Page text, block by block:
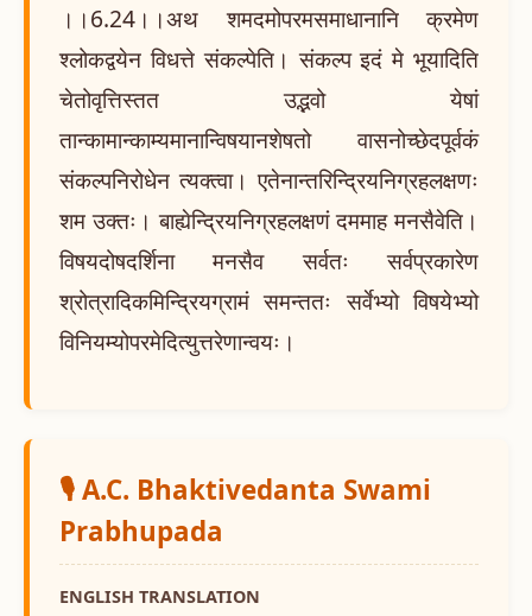
।।6.24।।अथ शमदमोपरमसमाधानानि क्रमेण
श्लोकद्वयेन विधत्ते संकल्पेति। संकल्प इदं मे भूयादिति
चेतोवृत्तिस्तत उद्भवो येषां
तान्कामान्काम्यमानान्विषयानशेषतो वासनोच्छेदपूर्वकं
संकल्पनिरोधेन त्यक्त्वा। एतेनान्तरिन्द्रियनिग्रहलक्षणः
शम उक्तः। बाह्येन्द्रियनिग्रहलक्षणं दममाह मनसैवेति।
विषयदोषदर्शिना मनसैव सर्वतः सर्वप्रकारेण
श्रोत्रादिकमिन्द्रियग्रामं समन्ततः सर्वेभ्यो विषयेभ्यो
विनियम्योपरमेदित्युत्तरेणान्वयः।
🎙️ A.C. Bhaktivedanta Swami
Prabhupada
ENGLISH TRANSLATION